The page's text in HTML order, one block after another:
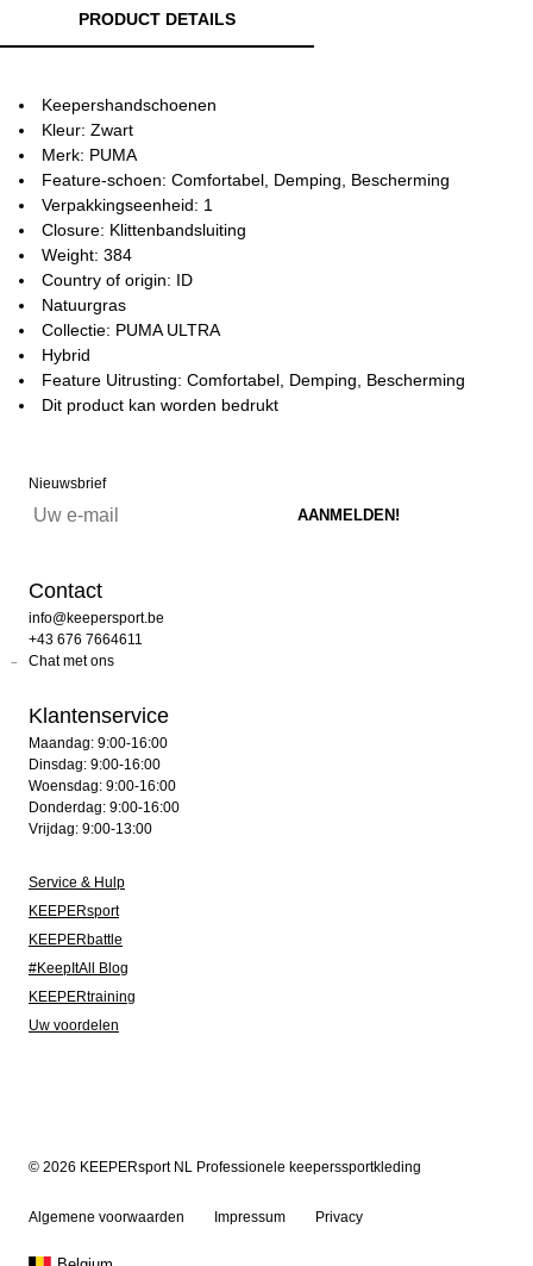
PRODUCT DETAILS
Keepershandschoenen
Kleur: Zwart
Merk: PUMA
Feature-schoen: Comfortabel, Demping, Bescherming
Verpakkingseenheid: 1
Closure: Klittenbandsluiting
Weight: 384
Country of origin: ID
Natuurgras
Collectie: PUMA ULTRA
Hybrid
Feature Uitrusting: Comfortabel, Demping, Bescherming
Dit product kan worden bedrukt
Nieuwsbrief
Contact
info@keepersport.be
+43 676 7664611
Chat met ons
Klantenservice
Maandag: 9:00-16:00
Dinsdag: 9:00-16:00
Woensdag: 9:00-16:00
Donderdag: 9:00-16:00
Vrijdag: 9:00-13:00
Service & Hulp
KEEPERsport
KEEPERbattle
#KeepItAll Blog
KEEPERtraining
Uw voordelen
© 2026 KEEPERsport NL Professionele keeperssportkleding
Algemene voorwaarden Impressum Privacy